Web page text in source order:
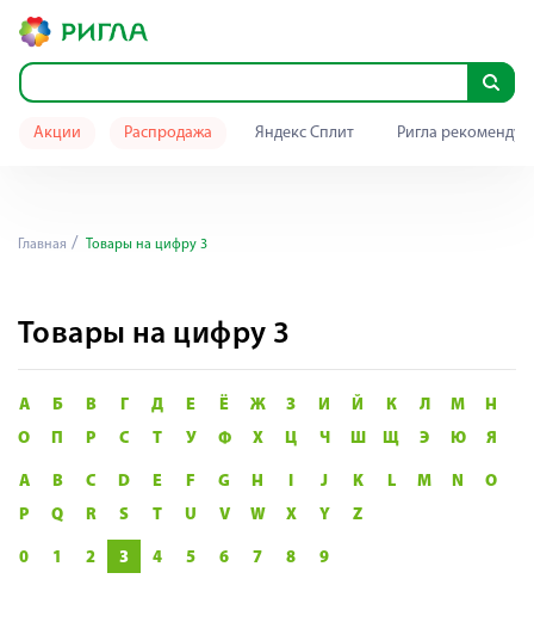
Акции Распродажа Яндекс Сплит Ригла
Главная Товары на цифру 3
Товары на цифру 3
А Б В Г Д Е Ё Ж З И Й К Л М
Н
О
П Р С Т У Ф Х Ц Ч Ш Щ Э Ю Я
A B C D E F G H I J K L M N
O
P
Q R S T U V W X Y Z
0 1 2 3 4 5 6 7 8 9